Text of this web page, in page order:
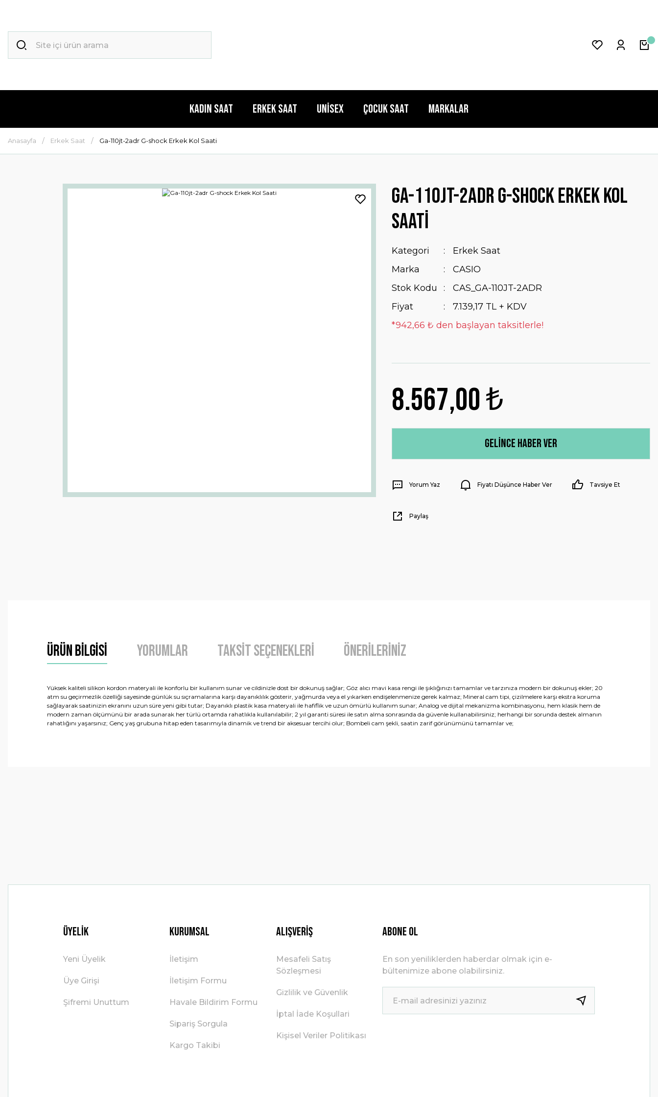
Kadın Saat Erkek Saat Unisex Çocuk Saat Markalar
Anasayfa Erkek Saat Ga-110jt-2adr G-shock Erkek Kol Saati
Ga-110jt-2adr G-shock Erkek Kol
Saati
Kategori
Erkek Saat
Marka
CASIO
Stok Kodu
CAS_GA-110JT-2ADR
Fiyat
7.139,17 TL + KDV
*942,66 ₺ den başlayan taksitlerle!
8.567,00 ₺
Gelince Haber Ver
Yorum Yaz Fiyatı Düşünce Haber Ver Tavsiye Et
Paylaş
Ürün Bilgisi Yorumlar Taksit Seçenekleri Önerileriniz
Yüksek kaliteli silikon kordon materyali ile konforlu bir kullanım sunar ve cildinizle dost bir dokunuş sağlar; Göz alıcı mavi kasa rengi ile şıklığınızı tamamlar ve tarzınıza modern bir dokunuş ekler; 20
atm su geçirmezlik özelliği sayesinde günlük su sıçramalarına karşı dayanıklılık gösterir, yağmurda veya el yıkarken endişelenmenize gerek kalmaz; Mineral cam tipi, çizilmelere karşı ekstra koruma
sağlayarak saatinizin ekranını uzun süre yeni gibi tutar; Dayanıklı plastik kasa materyali ile hafiflik ve uzun ömürlü kullanım sunar; Analog ve dijital mekanizma kombinasyonu, hem klasik hem de
modern zaman ölçümünü bir arada sunarak her türlü ortamda rahatlıkla kullanılabilir; 2 yıl garanti süresi ile satın alma sonrasında da güvenle kullanabilirsiniz; herhangi bir sorunda destek almanın
rahatlığını yaşarsınız; Genç yaş grubuna hitap eden tasarımıyla dinamik ve trend bir aksesuar tercihi olur; Bombeli cam şekli, saatin zarif görünümünü tamamlar ve;
Üyelik
Yeni Üyelik
Üye Girişi
Şifremi Unuttum
Kurumsal
İletişim
İletişim Formu
Havale Bildirim Formu
Sipariş Sorgula
Kargo Takibi
Alışveriş
Mesafeli Satış
Sözleşmesi
Gizlilik ve Güvenlik
İptal İade Koşullari
Kişisel Veriler Politikası
ABONE OL
En son yeniliklerden haberdar olmak için e-
bültenimize abone olabilirsiniz.